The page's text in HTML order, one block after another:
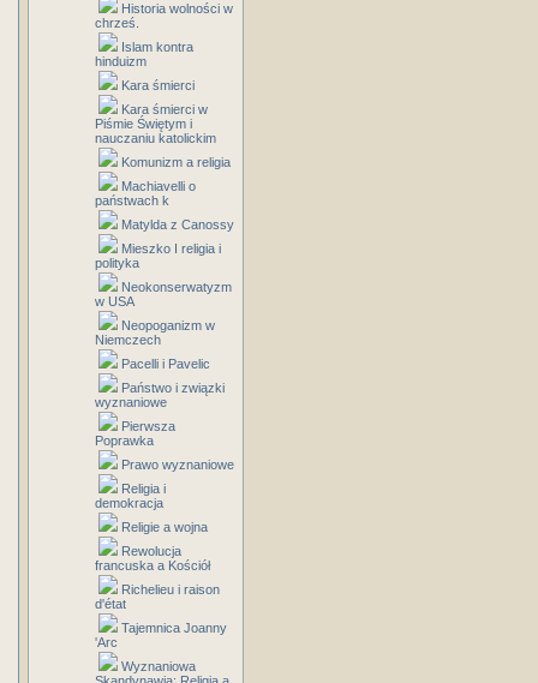
Historia wolności w
chrześ.
Islam kontra
hinduizm
Kara śmierci
Kara śmierci w
Piśmie Świętym i
nauczaniu katolickim
Komunizm a religia
Machiavelli o
państwach k
Matylda z Canossy
Mieszko I religia i
polityka
Neokonserwatyzm
w USA
Neopoganizm w
Niemczech
Pacelli i Pavelic
Państwo i związki
wyznaniowe
Pierwsza
Poprawka
Prawo wyznaniowe
Religia i
demokracja
Religie a wojna
Rewolucja
francuska a Kościół
Richelieu i raison
d'état
Tajemnica Joanny
'Arc
Wyznaniowa